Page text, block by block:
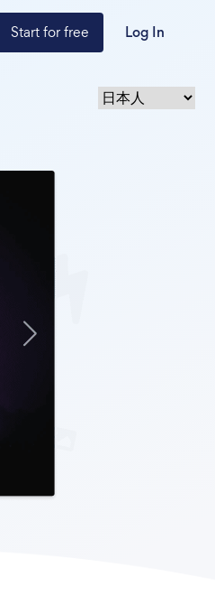
Start for free Log In